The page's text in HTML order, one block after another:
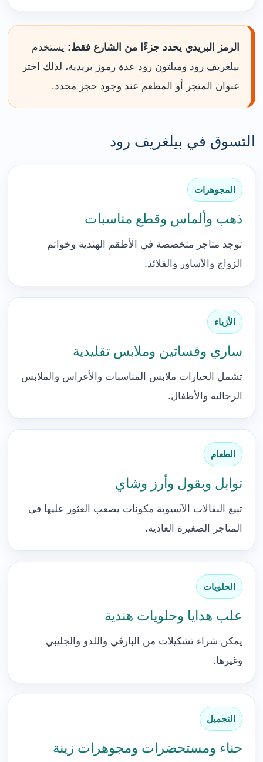
الرمز البريدي يحدد جزءًا من الشارع فقط: يستخدم
بيلغريف رود وميلتون رود عدة رموز بريدية، لذلك اختر
عنوان المتجر أو المطعم عند وجود حجز محدد.
التسوق في بيلغريف رود
المجوهرات
ذهب وألماس وقطع مناسبات
توجد متاجر متخصصة في الأطقم الهندية وخواتم
الزواج والأساور والقلائد.
الأزياء
ساري وفساتين وملابس تقليدية
تشمل الخيارات ملابس المناسبات والأعراس والملابس
الرجالية والأطفال.
الطعام
توابل وبقول وأرز وشاي
تبيع البقالات الآسيوية مكونات يصعب العثور عليها في
المتاجر الصغيرة العادية.
الحلويات
علب هدايا وحلويات هندية
يمكن شراء تشكيلات من البارفي واللدو والجليبي
وغيرها.
التجميل
حناء ومستحضرات ومجوهرات زينة